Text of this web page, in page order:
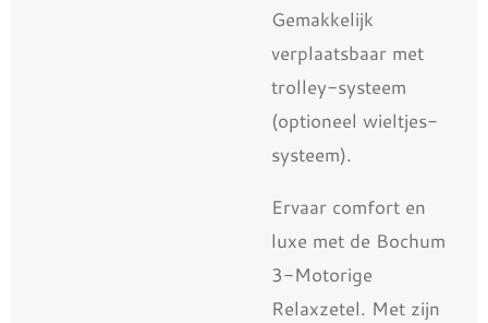
Gemakkelijk
verplaatsbaar met
trolley-systeem
(optioneel wieltjes-
systeem).
Ervaar comfort en
luxe met de Bochum
3-Motorige
Relaxzetel. Met zijn